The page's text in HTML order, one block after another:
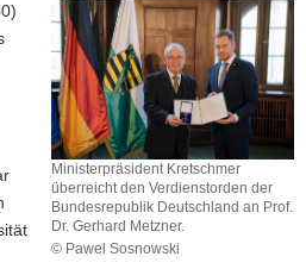
der Bundesrepublik
jeder Bürger und jede
der Gründe
für eine Ehrung
Ministerpräsident Kretschmer
überreicht den Verdienstorden der
Bundesrepublik Deutschland an Prof.
Dr. Gerhard Metzner.
© Pawel Sosnowski